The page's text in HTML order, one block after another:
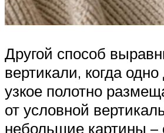
Другой способ
вертикали, когда
узкое полотно
от условной
небольшие картины –